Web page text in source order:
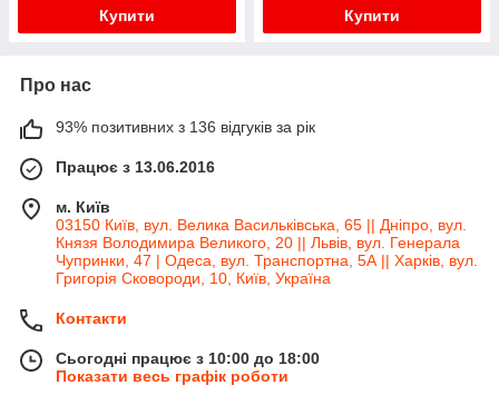
Купити Купити
Про нас
93% позитивних з 136 відгуків за рік
Працює з 13.06.2016
м. Київ
03150 Київ, вул. Велика Васильківська, 65 || Дніпро, вул.
Князя Володимира Великого, 20 || Львів, вул. Генерала
Чупринки, 47 | Одеса, вул. Транспортна, 5А || Харків, вул.
Григорія Сковороди, 10, Київ, Україна
Контакти
Сьогодні працює з 10:00 до 18:00
Показати весь графік роботи